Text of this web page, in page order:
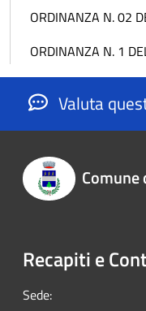
ORDINANZA N. 02
ORDINANZA N. 1
Valuta
Comune
Recapiti e
Sede: